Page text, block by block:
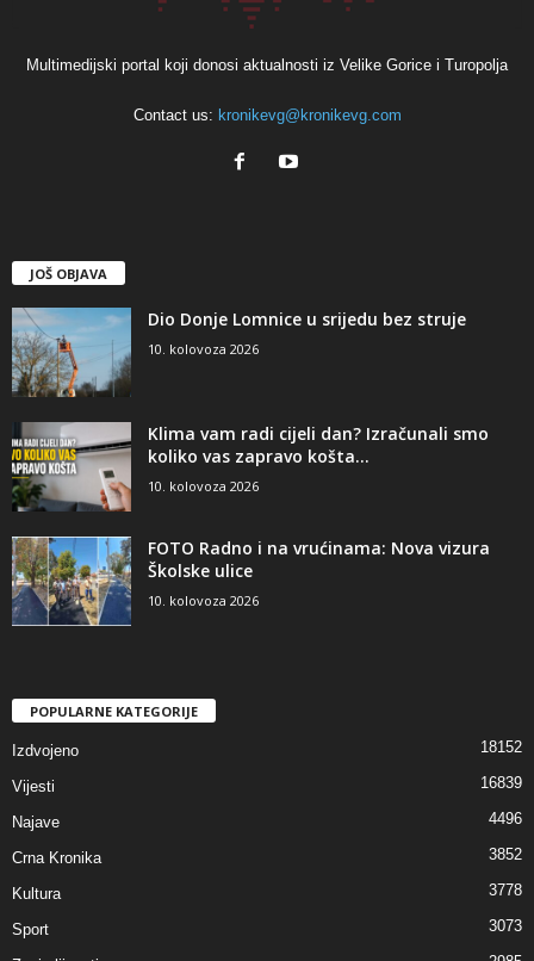
Multimedijski portal koji donosi aktualnosti iz Velike Gorice i Turopolja
Contact us: kronikevg@kronikevg.com
JOŠ OBJAVA
Dio Donje Lomnice u srijedu bez struje
10. kolovoza 2026
Klima vam radi cijeli dan? Izračunali smo
koliko vas zapravo košta...
10. kolovoza 2026
FOTO Radno i na vrućinama: Nova vizura
Školske ulice
10. kolovoza 2026
POPULARNE KATEGORIJE
Izdvojeno 18152
Vijesti 16839
Najave 4496
Crna Kronika 3852
Kultura 3778
Sport 3073